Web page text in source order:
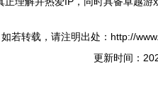
如若转载，请注明出处：http://
更新时间：